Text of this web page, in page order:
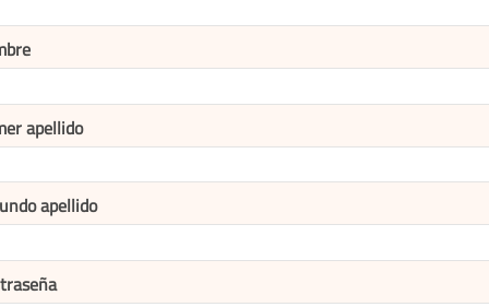
apellido
apellido